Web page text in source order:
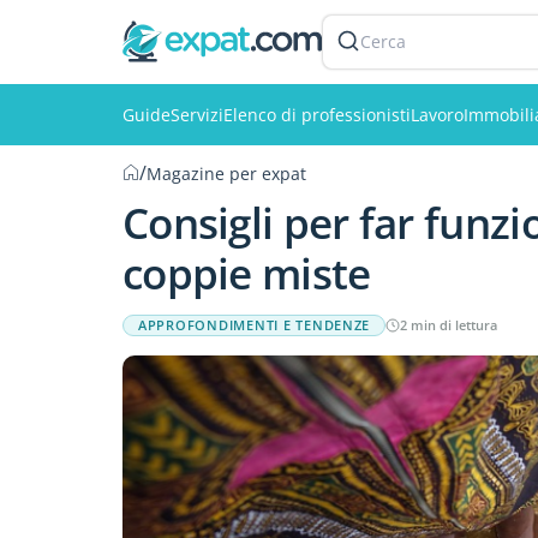
Cerca
GuideServiziElenco di professionistiLavoro
/Magazine per expat
Consigli per far
coppie miste
APPROFONDIMENTI E TENDENZE 2 min di lettura